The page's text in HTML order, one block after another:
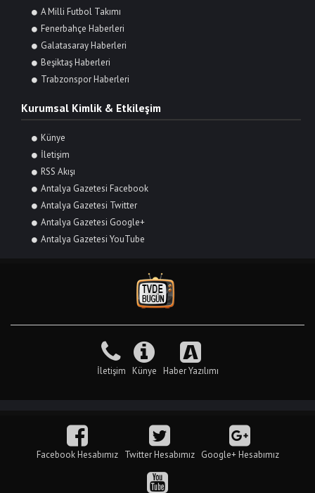
A Milli Futbol Takımı
Fenerbahçe Haberleri
Galatasaray Haberleri
Beşiktaş Haberleri
Trabzonspor Haberleri
Kurumsal Kimlik & Etkileşim
Künye
İletişim
RSS Akışı
Antalya Gazetesi Facebook
Antalya Gazetesi Twitter
Antalya Gazetesi Google+
Antalya Gazetesi YouTube
İletişim Künye Haber Yazılımı
Facebook Hesabımız Twitter Hesabımız Google+ Hesabımız